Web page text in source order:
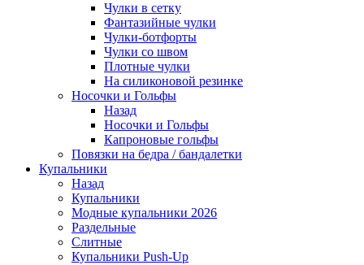
Чулки в сетку
Фантазийные чулки
Чулки-ботфорты
Чулки со швом
Плотные чулки
На силиконовой резинке
Носочки и Гольфы
Назад
Носочки и Гольфы
Капроновые гольфы
Повязки на бедра / бандалетки
Купальники
Назад
Купальники
Модные купальники 2026
Раздельные
Слитные
Купальники Push-Up